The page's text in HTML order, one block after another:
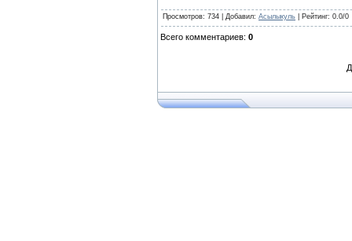
Просмотров: 734 | Добавил: Асылыкуль Рейтинг: 0.0/0
Всего комментариев: 0